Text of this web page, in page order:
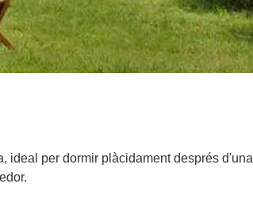
ideal per dormir plàcidament després d'una